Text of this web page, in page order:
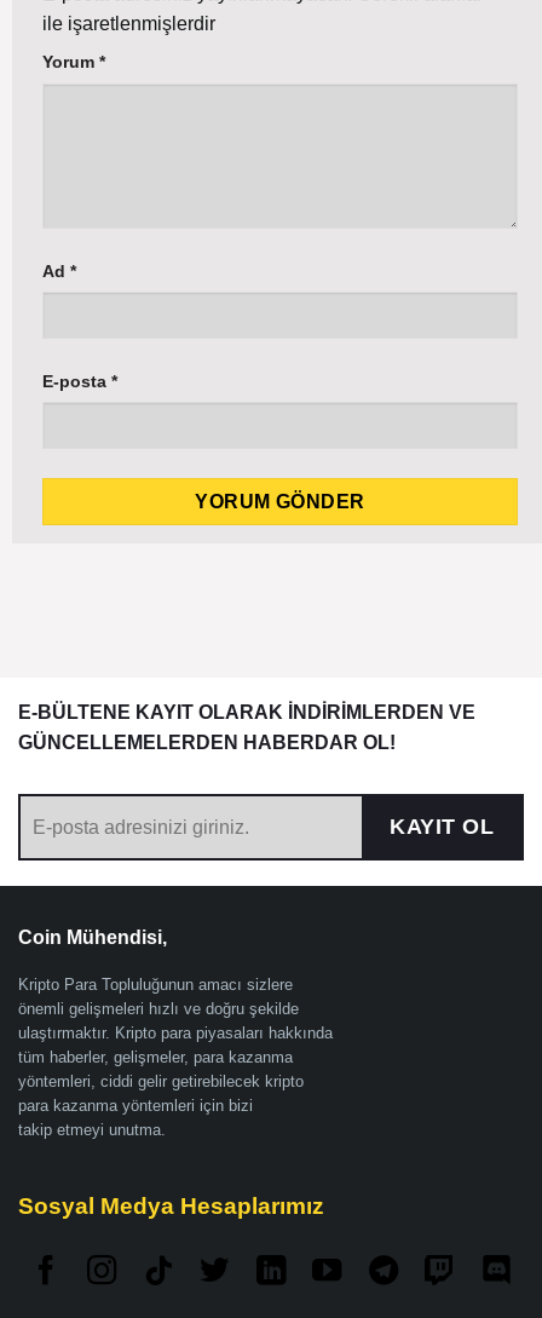
ile işaretlenmişlerdir
Yorum *
Ad *
E-posta *
E-BÜLTENE KAYIT OLARAK İNDİRİMLERDEN VE
GÜNCELLEMELERDEN HABERDAR OL!
KAYIT OL
Coin Mühendisi,
Kripto Para Topluluğunun amacı sizlere
önemli gelişmeleri hızlı ve doğru şekilde
ulaştırmaktır. Kripto para piyasaları hakkında
tüm haberler, gelişmeler, para kazanma
yöntemleri, ciddi gelir getirebilecek kripto
para kazanma yöntemleri için bizi
takip etmeyi unutma.
Sosyal Medya Hesaplarımız